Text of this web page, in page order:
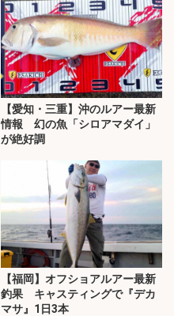
【愛知・三重】沖のルアー最新
情報 幻の魚「シロアマダイ」
が絶好調
【福岡】オフショアルアー最新
釣果 キャスティングで『デカ
マサ』1日3本